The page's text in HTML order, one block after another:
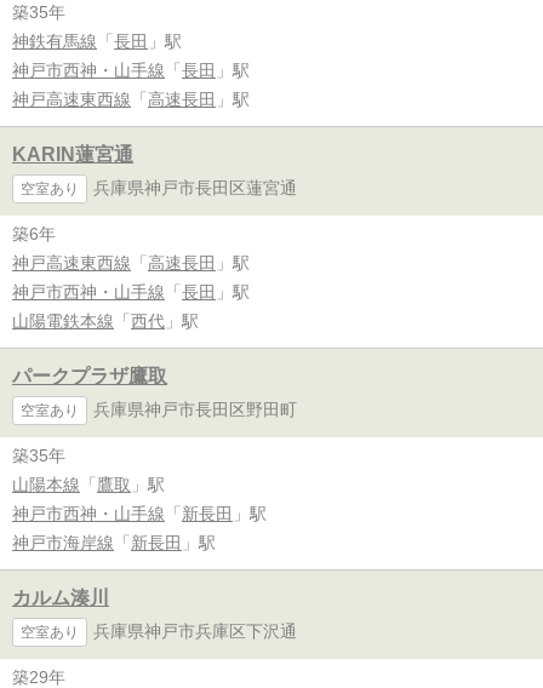
築35年
神鉄有馬線 「 長田 」駅
神戸市西神・山手線 「 長田 」駅
神戸高速東西線 「 高速長田 」駅
KARIN蓮宮通
空室あり 兵庫県神戸市長田区蓮宮通
築6年
神戸高速東西線 「 高速長田 」駅
神戸市西神・山手線 「 長田 」駅
山陽電鉄本線 「 西代 」駅
パークプラザ鷹取
空室あり 兵庫県神戸市長田区野田町
築35年
山陽本線 「 鷹取 」駅
神戸市西神・山手線 「 新長田 」駅
神戸市海岸線 「 新長田 」駅
カルム湊川
空室あり 兵庫県神戸市兵庫区下沢通
築29年